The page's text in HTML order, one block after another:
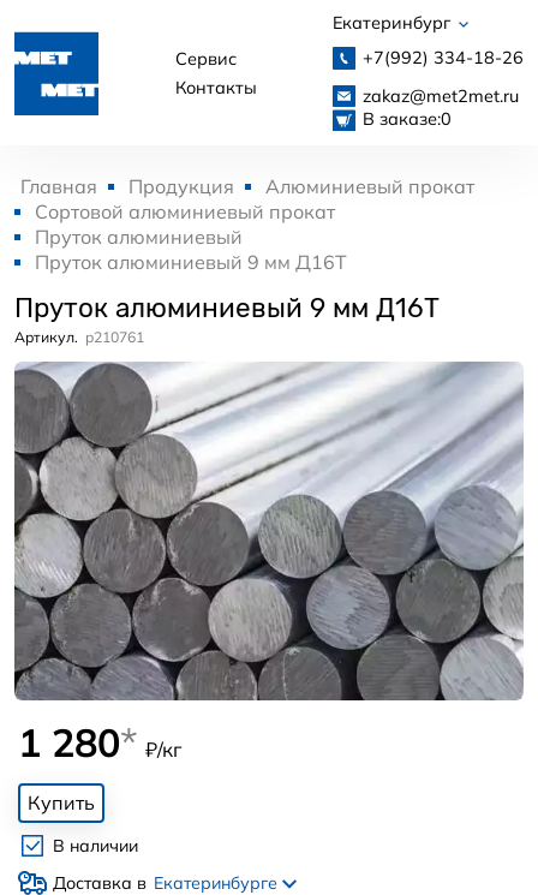
Сервис
Контакты
Екатеринбург
+7(992) 334-18-26
zakaz@met2met.ru
В заказе:0
Главная Продукция
Алюминиевый прокат
Сортовой алюминиевый прокат
Пруток алюминиевый
Пруток алюминиевый 9 мм Д16Т
Пруток алюминиевый 9 мм Д16Т
Артикул. p210761
1 280* ₽/кг
Купить
В наличии
Доставка в Екатеринбурге